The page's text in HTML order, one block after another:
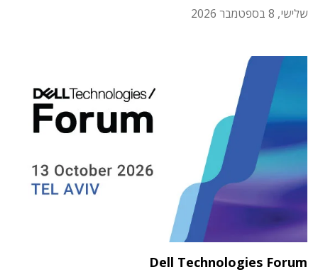
שלישי, 8 בספטמבר 2026
Dell Technologies Forum